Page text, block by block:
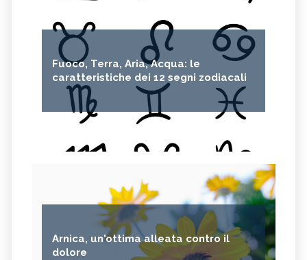
Fuoco, Terra, Aria, Acqua: le
caratteristiche dei 12 segni zodiacali
Arnica, un'ottima alleata contro il
dolore